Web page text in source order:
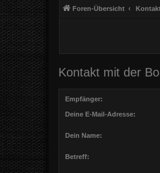
Foren-Übersicht
Kontakt mit der
Empfänger:
Deine E-Mail-Adresse:
Dein Name:
Betreff: